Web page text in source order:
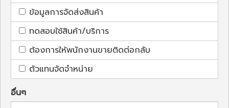
ข้อมูลการจัดส่งสินค้า
ทดสอบใช้สินค้า/บริการ
ต้องการให้พนักงานขายติดต่อกลับ
ตัวแทนจัดจำหน่าย
อื่นๆ